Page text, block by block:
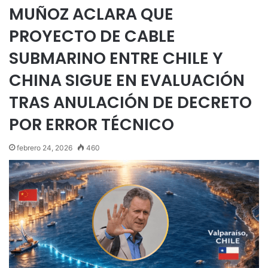
MUÑOZ ACLARA QUE
PROYECTO DE CABLE
SUBMARINO ENTRE CHILE Y
CHINA SIGUE EN EVALUACIÓN
TRAS ANULACIÓN DE DECRETO
POR ERROR TÉCNICO
febrero 24, 2026 460